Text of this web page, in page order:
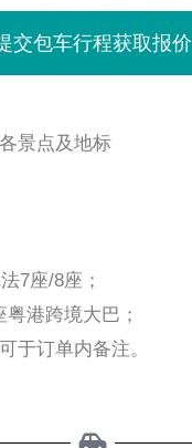
交包车行程获取报价
景点及地标
7座/8座；
港跨境大巴；
于订单内备注。